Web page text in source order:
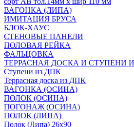
ВАГОНКА (ЛИПА)
ИМИТАЦИЯ БРУСА
БЛОК-ХАУС
СТЕНОВЫЕ ПАНЕЛИ
ПОЛОВАЯ РЕЙКА
ФАЛЬЦОВКА
ТЕРРАСНАЯ ДОСКА И СТУПЕНИ
Ступени из ДПК
Террасная доска из ДПК
ВАГОНКА (ОСИНА)
ПОЛОК (ОСИНА)
ПОГОНАЖ (ОСИНА)
ПОЛОК (ЛИПА)
Полок (Липа) 26х90